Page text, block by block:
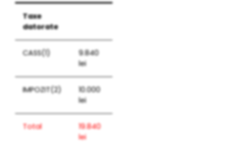
Taxe
datorate
CASS(1)
9.840
lei
IMPOZIT(2)
10.000
lei
Total
19.840
lei